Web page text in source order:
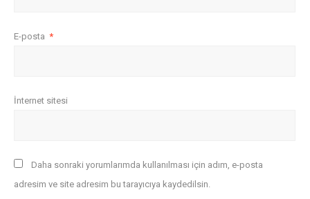
E-posta *
İnternet sitesi
Daha sonraki yorumlarımda kullanılması için adım, e-posta
adresim ve site adresim bu tarayıcıya kaydedilsin.